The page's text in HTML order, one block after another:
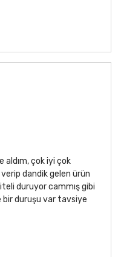
aldım, çok iyi çok
dandik gelen ürün
duruyor cammış gibi
bir duruşu var tavsiye